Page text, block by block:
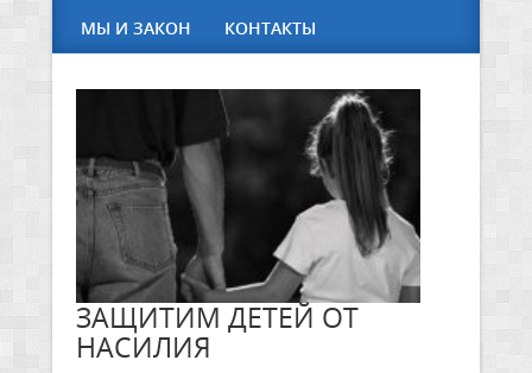
МЫ И ЗАКОН КОНТАКТЫ
ЗАЩИТИМ ДЕТЕЙ ОТ
НАСИЛИЯ